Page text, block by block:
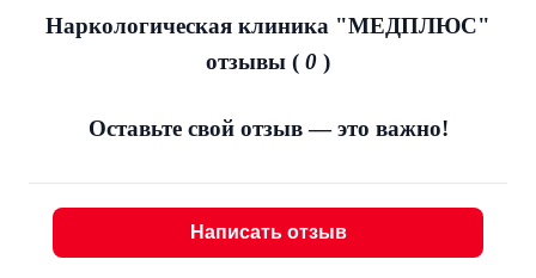
Наркологическая клиника "МЕДПЛЮС"
отзывы ( 0 )
Оставьте свой отзыв — это важно!
Написать отзыв